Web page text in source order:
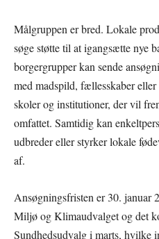
Målgruppen er bred. Lokale
søge støtte til at igangsætte nye
borgergrupper kan sende
med madspild, fællesskaber eller
skoler og institutioner, der vil
omfattet. Samtidig kan
udbreder eller styrker lokale
af.
Ansøgningsfristen er 30. januar
Miljø og Klimaudvalget og det
Sundhedsudvalg i marts, hvilke